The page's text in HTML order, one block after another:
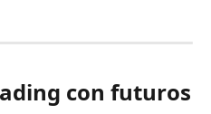
con futuros